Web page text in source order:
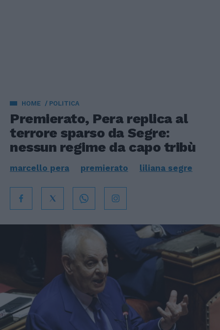
HOME POLITICA
Premierato, Pera replica al
terrore sparso da Segre:
nessun regime da capo tribù
marcello pera premierato liliana segre